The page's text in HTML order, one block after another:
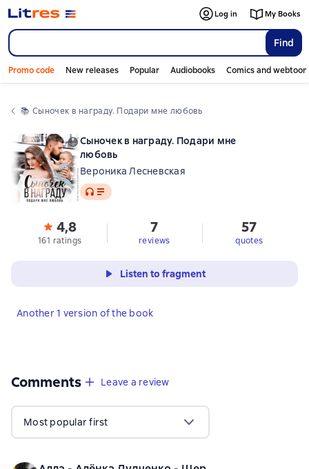
Find
Log in My Books
Promo code New releases Popular Audiobooks Comics and
📚 Сыночек в награду. Подари мне любовь
Comments 7 reviews
Leave a review
Most popular first
Сыночек в награду. Подари мне
любовь
Вероника Лесневская
Audio
4,8
161 ratings
7
reviews
57
quotes
Listen to fragment
Another 1 version of the book